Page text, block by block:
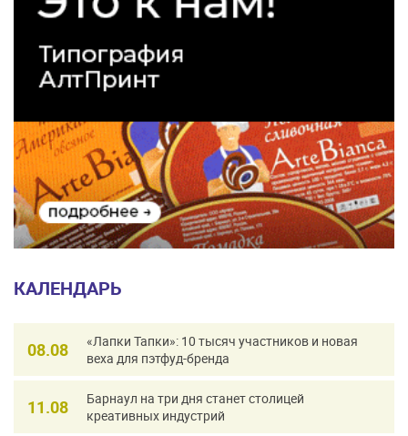
КАЛЕНДАРЬ
08.08
«Лапки Тапки»: 10 тысяч участников и новая
веха для пэтфуд-бренда
11.08
Барнаул на три дня станет столицей
креативных индустрий